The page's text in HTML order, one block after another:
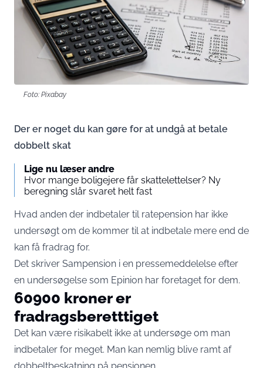
Foto: Pixabay
Der er noget du kan gøre for at undgå at betale
dobbelt skat
Lige nu læser andre
Hvor mange boligejere får skattelettelser? Ny
beregning slår svaret helt fast
Hvad anden der indbetaler til ratepension har ikke
undersøgt om de kommer til at indbetale mere end de
kan få fradrag for.
Det skriver Sampension i en pressemeddelelse efter
en undersøgelse som Epinion har foretaget for dem.
60900 kroner er
fradragsberetttiget
Det kan være risikabelt ikke at undersøge om man
indbetaler for meget. Man kan nemlig blive ramt af
dobbeltbeskatning på pensionen.